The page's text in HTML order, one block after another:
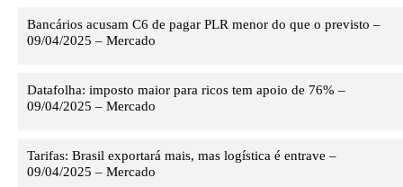
Bancários acusam C6 de pagar PLR menor do que o previsto –
09/04/2025 – Mercado
Datafolha: imposto maior para ricos tem apoio de 76% –
09/04/2025 – Mercado
Tarifas: Brasil exportará mais, mas logística é entrave –
09/04/2025 – Mercado